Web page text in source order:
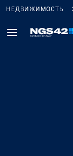
НЕДВИЖИМОСТЬ